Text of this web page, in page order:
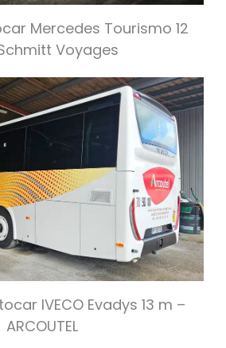
Mercedes Tourismo 12
Voyages
IVECO Evadys 13 m –
ARCOUTEL